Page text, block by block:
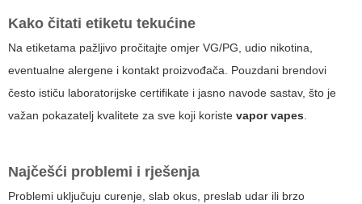
Kako čitati etiketu tekućine
Na etiketama pažljivo pročitajte omjer VG/PG, udio nikotina,
eventualne alergene i kontakt proizvođača. Pouzdani brendovi
često ističu laboratorijske certifikate i jasno navode sastav, što je
važan pokazatelj kvalitete za sve koji koriste vapor vapes
Najčešći problemi i rješenja
Problemi uključuju curenje, slab okus, preslab udar ili brzo